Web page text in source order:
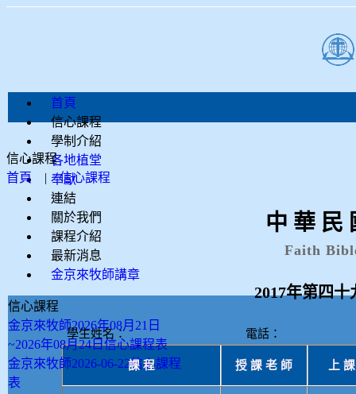
首頁
信心課程
學制介紹
各地植堂
奉獻
連結
關於我們
課程介紹
最新消息
金京來牧師講章
信心課程
金京來牧師2026年08月21日
~2026年08月24日信心課程表
金京來牧師2026-06-22信心課程
表
信心課程
首頁 |信心課程
中 華 民
Faith
2017年第四十
學生姓名：
課 程 授 課 老 師 上 課